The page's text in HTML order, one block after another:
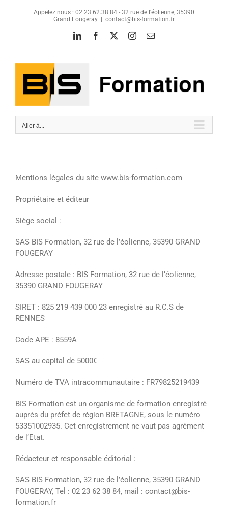
Appelez nous : 02.23.62.38.84 - 32 rue de l'éolienne, 35390
Grand Fougeray
contact@bis-formation.fr
LinkedInFacebook Instagram
Email
Aller à...
Mentions légales du site www.bis-formation.com
Propriétaire et éditeur
Siège social :
SAS BIS Formation, 32 rue de l’éolienne, 35390 GRAND
FOUGERAY
Adresse postale : BIS Formation, 32 rue de l’éolienne,
35390 GRAND FOUGERAY
SIRET : 825 219 439 000 23 enregistré au R.C.S de
RENNES
Code APE : 8559A
SAS au capital de 5000€
Numéro de TVA intracommunautaire : FR79825219439
BIS Formation est un organisme de formation enregistré
auprès du préfet de région BRETAGNE, sous le numéro
53351002935. Cet enregistrement ne vaut pas agrément
de l’Etat.
Rédacteur et responsable éditorial :
SAS BIS Formation, 32 rue de l’éolienne, 35390 GRAND
FOUGERAY, Tel : 02 23 62 38 84, mail : contact@bis-
formation.fr